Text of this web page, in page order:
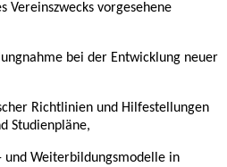
Vereinszwecks vorgesehene
bei der Entwicklung neuer
Richtlinien und Hilfestellungen
Studienpläne,
und Weiterbildungsmodelle in